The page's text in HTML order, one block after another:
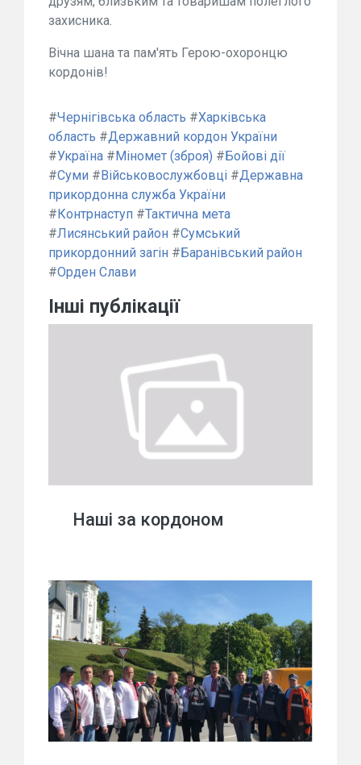
захисника.
Вічна шана та пам'ять Герою-охоронцю
кордонів!
#Чернігівська область #Харківська
область #Державний кордон України
#Україна #Міномет (зброя) #Бойові дії
#Суми #Військовослужбовці #Державна
прикордонна служба України
#Контрнаступ #Тактична мета
#Лисянський район #Сумський
прикордонний загін #Баранівський район
#Орден Слави
Інші публікації
Наші за кордоном